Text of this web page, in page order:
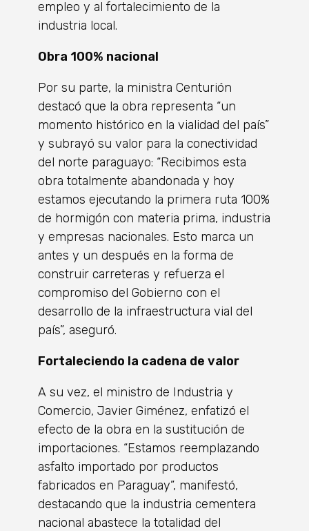
empleo y al fortalecimiento de la
industria local.
Obra 100% nacional
Por su parte, la ministra Centurión
destacó que la obra representa “un
momento histórico en la vialidad del país”
y subrayó su valor para la conectividad
del norte paraguayo: “Recibimos esta
obra totalmente abandonada y hoy
estamos ejecutando la primera ruta 100%
de hormigón con materia prima, industria
y empresas nacionales. Esto marca un
antes y un después en la forma de
construir carreteras y refuerza el
compromiso del Gobierno con el
desarrollo de la infraestructura vial del
país”, aseguró.
Fortaleciendo la cadena de valor
A su vez, el ministro de Industria y
Comercio, Javier Giménez, enfatizó el
efecto de la obra en la sustitución de
importaciones. “Estamos reemplazando
asfalto importado por productos
fabricados en Paraguay”, manifestó,
destacando que la industria cementera
nacional abastece la totalidad del